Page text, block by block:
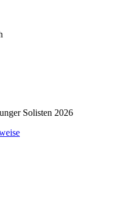
Solisten 2026